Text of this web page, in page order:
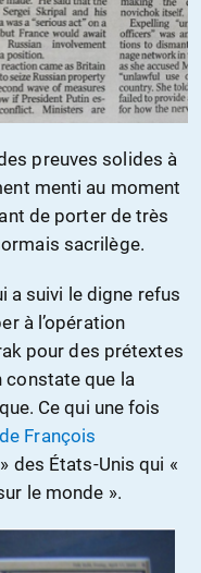
preuves solides à
menti au moment
de porter de très
sacrilège.
a suivi le digne refus
à l’opération
pour des prétextes
constate que la
Ce qui une fois
François
des États-Unis qui «
le monde ».